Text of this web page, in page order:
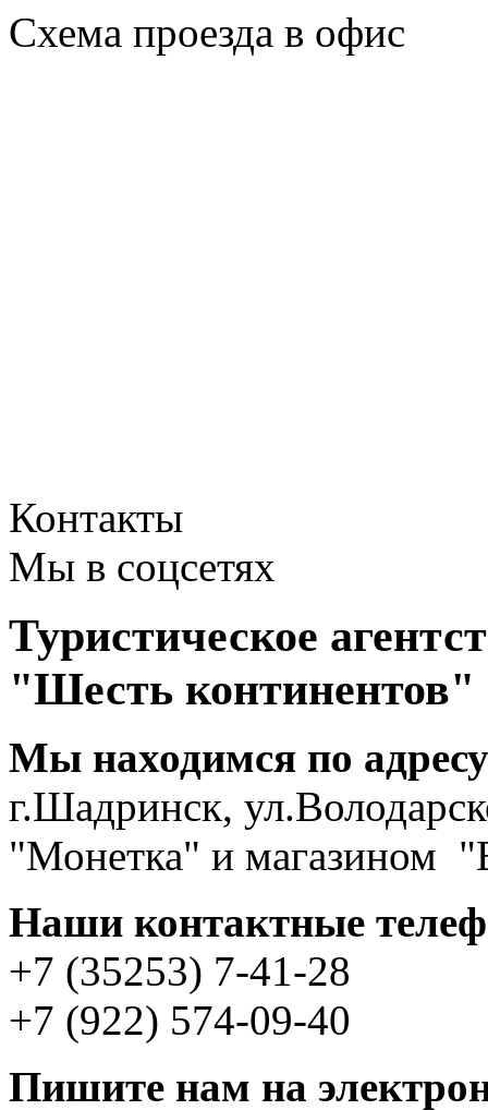
Схема проезда в офис
Контакты
Мы в соцсетях
Туристическое
"Шесть континентов"
Мы находимся по
г.Шадринск,
"Монетка" и магазином
Наши контактные
+7 (35253) 7-41-28
+7 (922) 574-09-40
Пишите нам на